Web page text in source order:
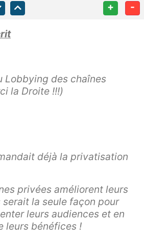
+ -
Lobbying des chaînes
la Droite !!!)
déjà la privatisation
privées améliorent leurs
la seule façon pour
leurs audiences et en
leurs bénéfices !